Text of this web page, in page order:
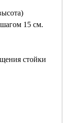
15 см.
стойки